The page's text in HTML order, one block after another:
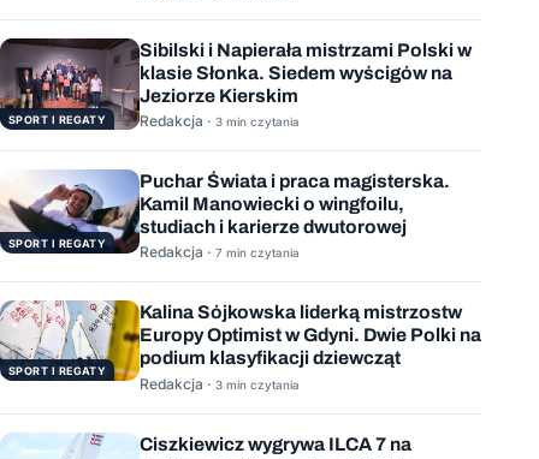
SPORT I REGATY
Sibilski i Napierała mistrzami Polski w
klasie Słonka. Siedem wyścigów na
Jeziorze Kierskim
Redakcja · 3 min czytania
SPORT I REGATY
Puchar Świata i praca magisterska.
Kamil Manowiecki o wingfoilu,
studiach i karierze dwutorowej
Redakcja · 7 min czytania
SPORT I REGATY
Kalina Sójkowska liderką mistrzostw
Europy Optimist w Gdyni. Dwie Polki na
podium klasyfikacji dziewcząt
Redakcja · 3 min czytania
Ciszkiewicz wygrywa ILCA 7 na